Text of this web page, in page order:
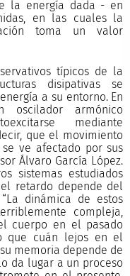
la energía dada - en
en las cuales la
toma un valor
típicos de la
disipativas se
a su entorno. En
oscilador armónico
mediante
que el movimiento
ve afectado por sus
Álvaro García López.
sistemas estudiados
retardo depende del
dinámica de estos
compleja,
cuerpo en el pasado
que cuán lejos en el
memoria depende de
da lugar a un proceso